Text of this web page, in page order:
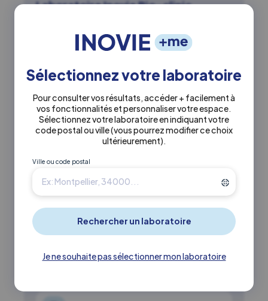
Sélectionnez votre laboratoire
Pour consulter vos résultats, accéder + facilement à
vos fonctionnalités et personnaliser votre espace.
Sélectionnez votre laboratoire en indiquant votre
code postal ou ville(vous pourrez modifier ce choix
ultérieurement).
Ville ou code postal
Je ne souhaite pas sélectionner mon laboratoire
Laboratoire Inovie Bio-clinic
Actuellement fermé
0130159210
63 avenue paul doumer 78360
Montesson
6.7 km
Biofutur
Inovie Biofutur Maisons Laffitte